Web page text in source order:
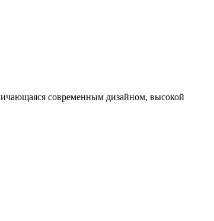
современным дизайном, высокой